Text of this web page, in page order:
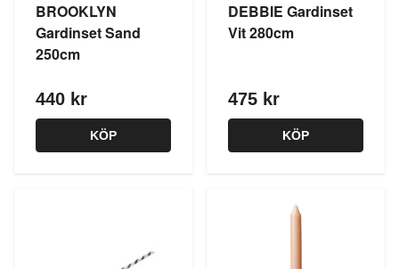
BROOKLYN
Gardinset Sand
250cm
440 kr
KÖP
DEBBIE Gardinset
Vit 280cm
475 kr
KÖP